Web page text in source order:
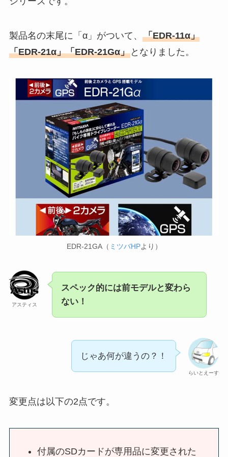
製品名の末尾に「α」がついて、 「EDR-11α」
「EDR-21α」「EDR-21Gα」となりました。
EDR-21GA（ ミツバHPより）
アスティス
スペック的には前モデルと変わら
ない！
らいとえーす
じゃあ何が違うの？！
変更点は以下の2点です。
付属のSDカードが専用品に変更された